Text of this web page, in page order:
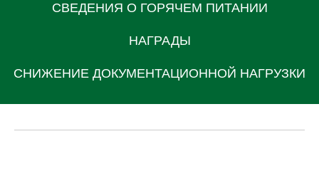
СВЕДЕНИЯ О ГОРЯЧЕМ ПИТАНИИ
НАГРАДЫ
СНИЖЕНИЕ ДОКУМЕНТАЦИОННОЙ НАГРУЗКИ